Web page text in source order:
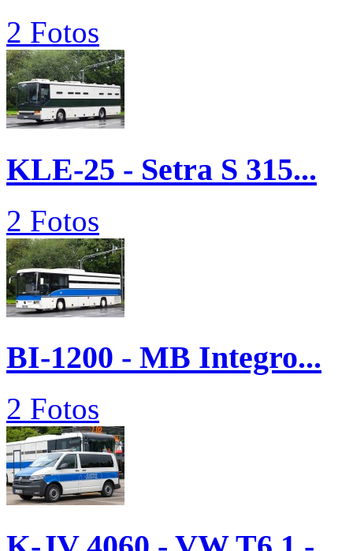
2 Fotos
KLE-25 - Setra S 315...
2 Fotos
BI-1200 - MB Integro...
2 Fotos